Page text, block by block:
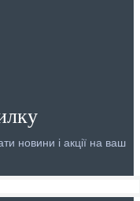
новини і акції на ваш